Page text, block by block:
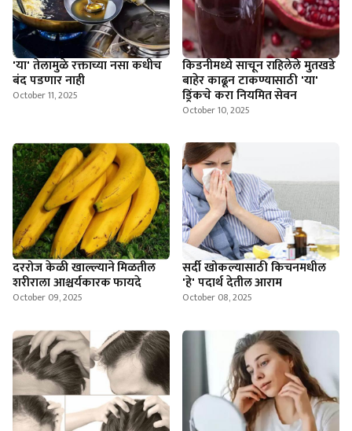
'या' तेलामुळे रक्ताच्या नसा कधीच
बंद पडणार नाही
October 11, 2025
किडनीमध्ये साचून राहिलेले मुतखडे
बाहेर काढून टाकण्यासाठी 'या'
ड्रिंकचे करा नियमित सेवन
October 10, 2025
दररोज केळी खाल्ल्याने मिळतील
शरीराला आश्चर्यकारक फायदे
October 09, 2025
सर्दी खोकल्यासाठी किचनमधील
'हे' पदार्थ देतील आराम
October 08, 2025